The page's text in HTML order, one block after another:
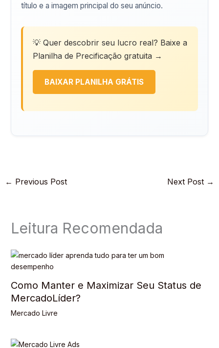
título e a imagem principal do seu anúncio.
💡 Quer descobrir seu lucro real? Baixe a
Planilha de Precificação gratuita →
BAIXAR PLANILHA GRÁTIS
← Previous Post Next Post →
Leitura Recomendada
Como Manter e Maximizar Seu Status de
MercadoLíder?
Mercado Livre